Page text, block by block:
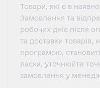
Товари, які є в
Замовлення та
робочих днів після
та доставки
програмою,
ласка, уточнюйте
замовлення у